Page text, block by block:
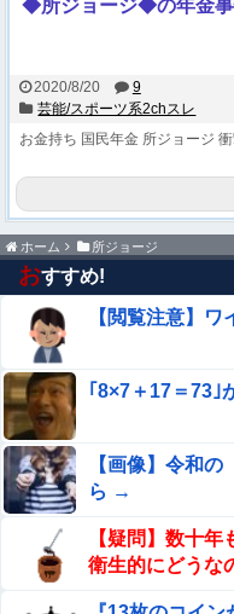
◆所ジョージ◆の年金事
2020/8/20
9
芸能/スポーツ系2chスレ
お金持ち 国民年金 所ジョージ
ホーム 所ジョージ
おすすめ!
【閲覧注意】ワ
｢8×7＋17＝73｣
【画像】令和
ら →
【疑問】数十
衛生的にどうな